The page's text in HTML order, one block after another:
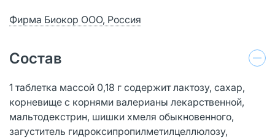
Фирма Биокор ООО, Россия
Состав
1 таблетка массой 0,18 г содержит лактозу, сахар,
корневище с корнями валерианы лекарственной,
мальтодекстрин, шишки хмеля обыкновенного,
загуститель гидроксипропилметилцеллюлозу,